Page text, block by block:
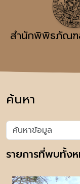
สำนักพิพิธภัณฑ
ค้นหา
รายการที่พบทั้ง